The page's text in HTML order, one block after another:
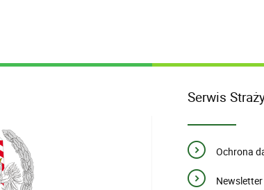
Serwis
Ochrona
Newsletter